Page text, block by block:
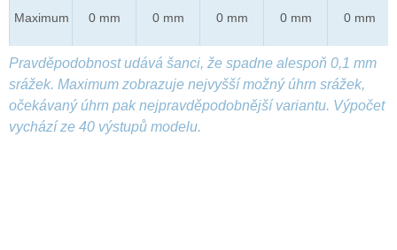
Maximum 0 mm 0 mm 0 mm 0 mm 0 mm
Pravděpodobnost udává šanci, že spadne alespoň 0,1 mm
srážek. Maximum zobrazuje nejvyšší možný úhrn srážek,
očekávaný úhrn pak nejpravděpodobnější variantu. Výpočet
vychází ze 40 výstupů modelu.